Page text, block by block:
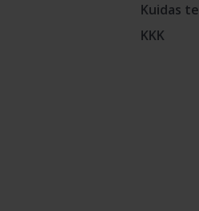
Kuidas
KKK